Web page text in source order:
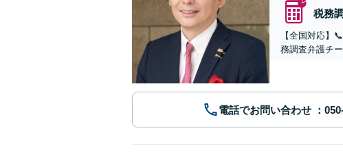
税務
【全国対応】
務調査弁護チ
電話でお問い合わせ